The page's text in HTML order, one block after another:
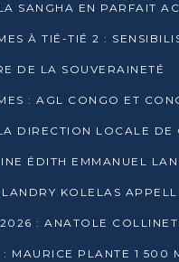
DE LA SOUVERAINETÉ